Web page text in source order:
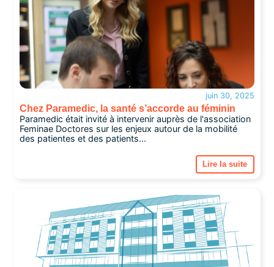
juin 30, 2025
Chez Paramedic, la santé s’accorde au féminin
Paramedic était invité à intervenir auprès de l'association
Feminae Doctores sur les enjeux autour de la mobilité
des patientes et des patients...
Lire la suite